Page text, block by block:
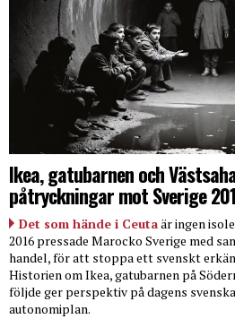
Ikea, gatubarnen och
påtryckningar mot Sverige
Det som hände i Ceutaär ingen
2016 pressade Marocko Sverige med
handel, för att stoppa ett svenskt
Historien om Ikea, gatubarnen på
följde ger perspektiv på dagens
autonomiplan.